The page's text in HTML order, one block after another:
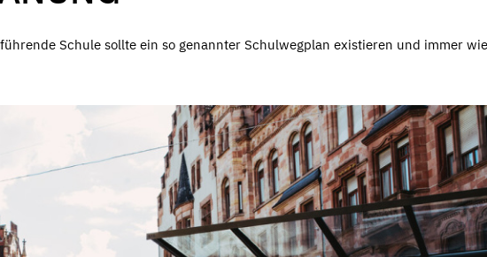
Schule sollte ein so genannter Schulwegplan existieren und immer